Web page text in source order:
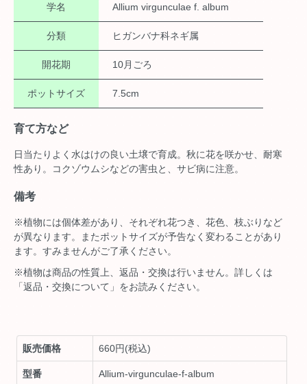
学名 Allium virgunculae f. album
分類 ヒガンバナ科ネギ属
開花期 10月ごろ
ポットサイズ 7.5cm
育て方など
日当たりよく水はけの良い土壌で育成。秋に花を咲かせ、耐寒
性あり。コクゾウムシなどの害虫と、サビ病に注意。
備考
※植物には個体差があり、それぞれ花つき、花色、枝ぶりなど
が異なります。またポットサイズが予告なく変わることがあり
ます。すみませんがご了承ください。
※植物は商品の性質上、返品・交換は行いません。詳しくは
「返品・交換について」をお読みください。
販売価格 660円(税込)
型番 Allium-virgunculae-f-album